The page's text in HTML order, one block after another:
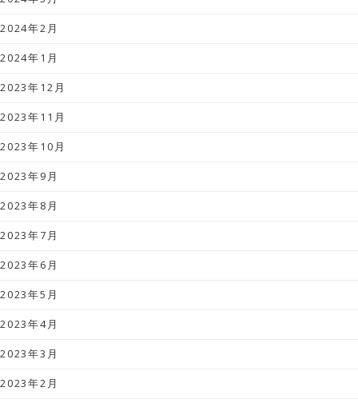
2024年2月
2024年1月
2023年12月
2023年11月
2023年10月
2023年9月
2023年8月
2023年7月
2023年6月
2023年5月
2023年4月
2023年3月
2023年2月